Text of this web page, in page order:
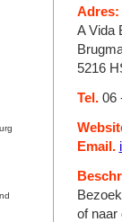
Adres:
A Vida
5216
Tel.06
Email.
of naar